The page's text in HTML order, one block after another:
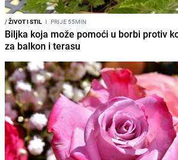
/ŽIVOT I STIL I PRIJE 55MIN
Biljka koja može pomoći u borbi protiv
za balkon i terasu